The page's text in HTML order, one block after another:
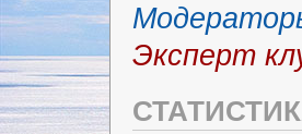
Эксперт